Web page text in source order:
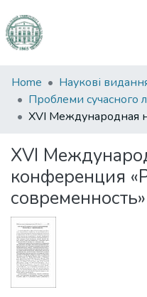
Communities
&
Collections
Statistics
Home
XVI
конференция
современность»